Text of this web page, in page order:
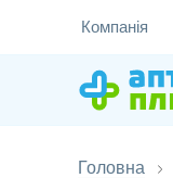
Компанія
Головна